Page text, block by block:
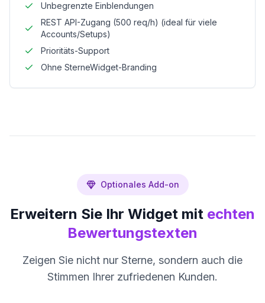
Unbegrenzte Einblendungen
REST API-Zugang (500 req/h) (ideal für viele
Accounts/Setups)
Prioritäts-Support
Ohne SterneWidget-Branding
Optionales Add-on
Erweitern Sie Ihr Widget mit echten
Bewertungstexten
Zeigen Sie nicht nur Sterne, sondern auch die
Stimmen Ihrer zufriedenen Kunden.